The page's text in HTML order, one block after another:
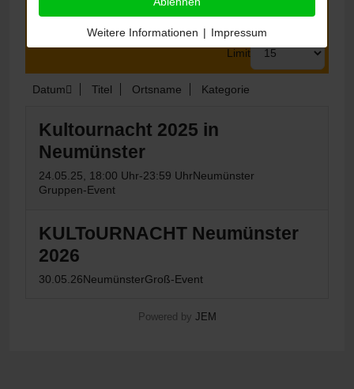
Suchen Zurücksetzen
Limit
Datum Titel Ortsname Kategorie
Kultournacht 2025 in
Neumünster
24.05.25, 18:00 Uhr-23:59 UhrNeumünster
Gruppen-Event
KULToURNACHT Neumünster
2026
30.05.26NeumünsterGroß-Event
Powered by JEM
Weitere Informationen | Impressum